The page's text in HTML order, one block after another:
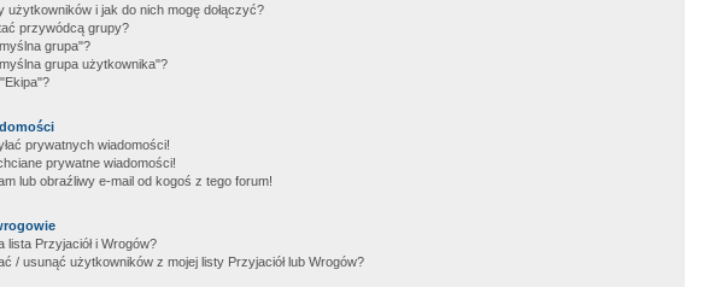
użytkowników i jak do nich mogę dołączyć?
przywódcą grupy?
grupa"?
grupa użytkownika"?
prywatnych wiadomości!
prywatne wiadomości!
lub obraźliwy e-mail od kogoś z tego forum!
lista Przyjaciół i Wrogów?
/ usunąć użytkowników z mojej listy Przyjaciół lub Wrogów?